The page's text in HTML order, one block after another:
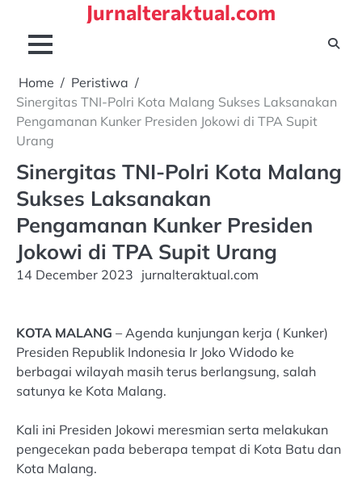
content
Jurnalteraktual.com
Home
Peristiwa
Sinergitas TNI-Polri Kota Malang Sukses Laksanakan
Pengamanan Kunker Presiden Jokowi di TPA Supit
Urang
Sinergitas TNI-Polri Kota Malang
Sukses Laksanakan
Pengamanan Kunker Presiden
Jokowi di TPA Supit Urang
14 December 2023 jurnalteraktual.com
KOTA MALANG – Agenda kunjungan kerja ( Kunker)
Presiden Republik Indonesia Ir Joko Widodo ke
berbagai wilayah masih terus berlangsung, salah
satunya ke Kota Malang.
Kali ini Presiden Jokowi meresmian serta melakukan
pengecekan pada beberapa tempat di Kota Batu dan
Kota Malang.